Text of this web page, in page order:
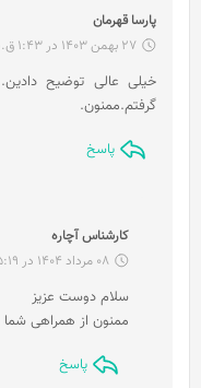
پارسا قهرمان
ف
27 بهمن 1403 در 1:43 ق.ظ
خیلی عالی توضیح
گرفتم.ممنون.
پاسخ
کارشناس آچاره
ف
08 مرداد 1404 در 5:19 ب.ظ
سلام دوست عزیز
ممنون از همراهی
پاسخ